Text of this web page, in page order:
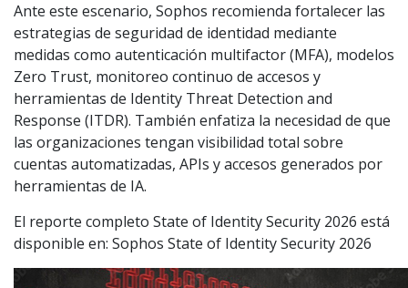
Ante este escenario, Sophos recomienda fortalecer las
estrategias de seguridad de identidad mediante
medidas como autenticación multifactor (MFA), modelos
Zero Trust, monitoreo continuo de accesos y
herramientas de Identity Threat Detection and
Response (ITDR). También enfatiza la necesidad de que
las organizaciones tengan visibilidad total sobre
cuentas automatizadas, APIs y accesos generados por
herramientas de IA.
El reporte completo State of Identity Security 2026 está
disponible en: Sophos State of Identity Security 2026